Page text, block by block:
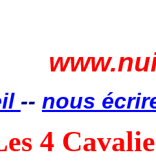
-- nous
4